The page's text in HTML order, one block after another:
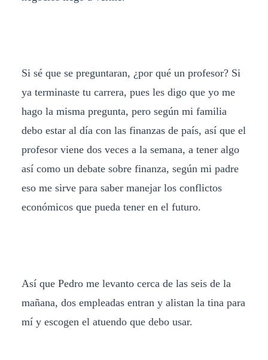
Si sé que se preguntaran, ¿por qué un profesor? Si
ya terminaste tu carrera, pues les digo que yo me
hago la misma pregunta, pero según mi familia
debo estar al día con las finanzas de país, así que el
profesor viene dos veces a la semana, a tener algo
así como un debate sobre finanza, según mi padre
eso me sirve para saber manejar los conflictos
económicos que pueda tener en el futuro.
Así que Pedro me levanto cerca de las seis de la
mañana, dos empleadas entran y alistan la tina para
mí y escogen el atuendo que debo usar.